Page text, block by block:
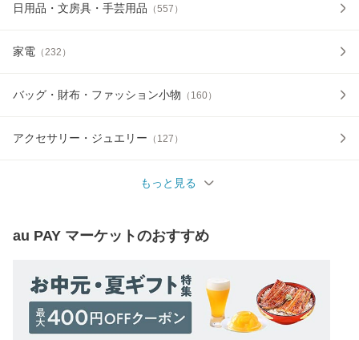
日用品・文房具・手芸用品 （557 ）
家電 （232 ）
バッグ・財布・ファッション小物 （ 160）
アクセサリー・ジュエリー （ 127 ）
もっと見る
au PAY マーケットのおすすめ